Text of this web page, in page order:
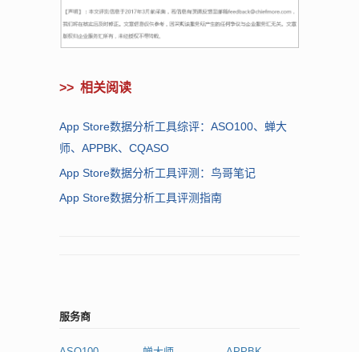
>> 相关阅读
App Store数据分析工具综评：ASO100、蝉大
师、APPBK、CQASO
App Store数据分析工具评测：鸟哥笔记
App Store数据分析工具评测指南
服务商